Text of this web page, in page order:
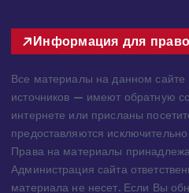
Информация для
Все материалы на данном сайте
источников — имеют обратную
интернете или присланы
предоставляются
Права на материалы